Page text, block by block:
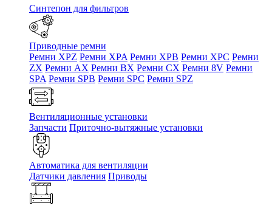
Синтепон для фильтров
Приводные ремни
Ремни XPZ Ремни XPA Ремни XPB Ремни XPC Ремни
ZX Ремни AX Ремни BX Ремни CX Ремни 8V Ремни
SPA Ремни SPB Ремни SPC Ремни SPZ
Вентиляционные установки
Запчасти Приточно-вытяжные установки
Автоматика для вентиляции
Датчики давления Приводы